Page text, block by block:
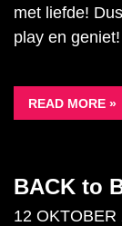
met liefde!
play en
READ MORE »
BACK to
12 OKTOBER